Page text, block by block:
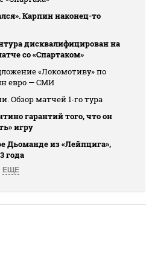
Карпин наконец-то
дисквалифицирован на
со «Спартаком»
«Локомотиву» по
евро — СМИ
Обзор матчей 1-го тура
гарантий того, что он
игру
Дьоманде из «Лейпцига»,
года
ЕЩЕ